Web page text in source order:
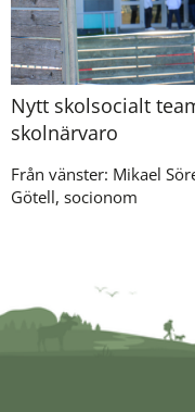
Nytt skolsocialt
skolnärvaro
Från vänster: Mikael
Götell, socionom